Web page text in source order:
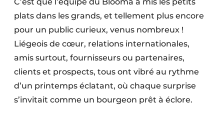
plats dans les grands, et tellement plus encore
pour un public curieux, venus nombreux !
Liégeois de cœur, relations internationales,
amis surtout, fournisseurs ou partenaires,
clients et prospects, tous ont vibré au rythme
d’un printemps éclatant, où chaque surprise
s’invitait comme un bourgeon prêt à éclore.